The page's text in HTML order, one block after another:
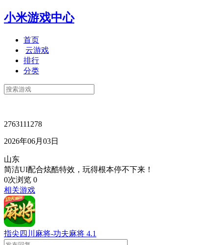
小米游戏中心
首页
云游戏
排行
分类
2763111278
2026年06月03日
山东
简洁UI配合炫酷特效，玩得根本停不下来！
0次浏览 0
相关游戏
指尖四川麻将-功夫麻将 4.1